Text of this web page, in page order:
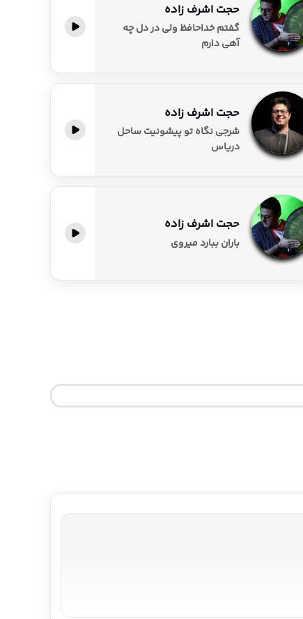
حجت اشرف زاده
گفتم خداحافظ ولی در دل چه
آهی دارم
حجت اشرف‌ زاده
شرجی نگاه تو پیشونیت ساحل
دریاس
حجت اشرف زاده
باران ببارد میروی